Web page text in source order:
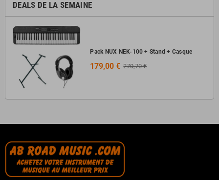
DEALS DE LA SEMAINE
Pack NUX NEK-100 + Stand + Casque
179,00 € 270,70 €